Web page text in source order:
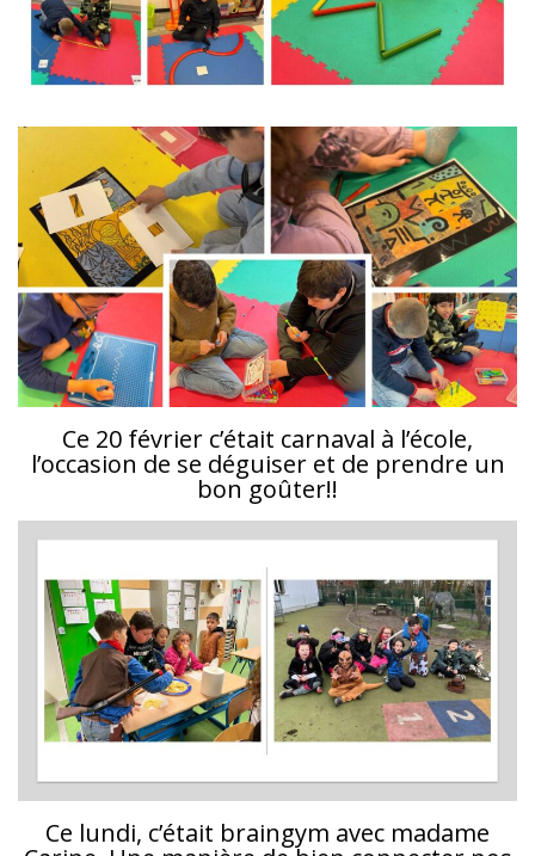
Ce 20 février c’était carnaval à l’école,
l’occasion de se déguiser et de prendre un
bon goûter!!
Ce lundi, c’était braingym avec madame